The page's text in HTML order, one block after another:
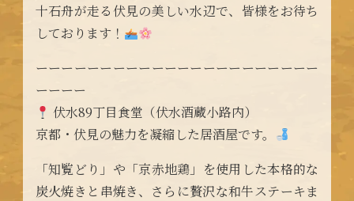
十石舟が走る伏見の美しい水辺で、皆様をお待ち
しております！
ーーーーーーーーーーーーーーーーーーーーーー
ーーーー
伏水89丁目食堂（伏水酒蔵小路内）
京都・伏見の魅力を凝縮した居酒屋です。
「知覧どり」や「京赤地鶏」を使用した本格的な
炭火焼きと串焼き、さらに贅沢な和牛ステーキま